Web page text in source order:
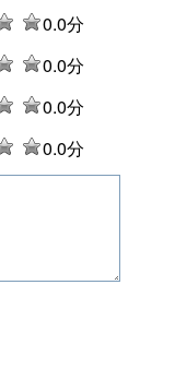
0.0分
0.0分
0.0分
0.0分